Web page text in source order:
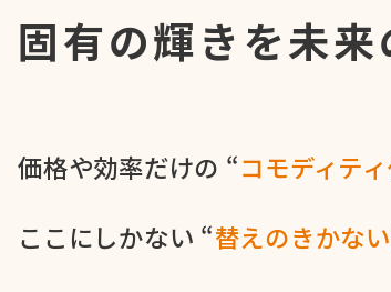
固有の輝きを未来
価格や​効率だけの​ “コモディテ
ここに​しかない​ “替えの​きかな